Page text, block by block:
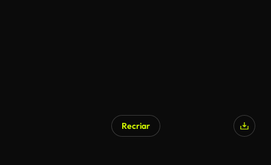
Recriar